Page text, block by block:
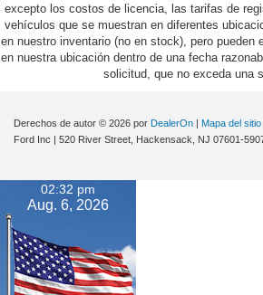
excepto los costos de licencia, las tarifas de
vehículos que se muestran en diferentes
en nuestro inventario (no en stock), pero pueden
en nuestra ubicación dentro de una fecha
solicitud, que no exceda una
Derechos de autor © 2026 por DealerOn | Mapa del sitio
Ford Inc | 520 River Street, Hackensack, NJ 07601-
02:32 pm
Aug. 6, 2026